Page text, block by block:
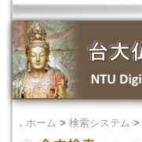
． ホーム > 検索システム >